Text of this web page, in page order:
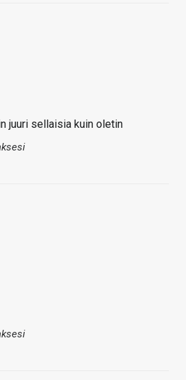
juuri sellaisia kuin oletin